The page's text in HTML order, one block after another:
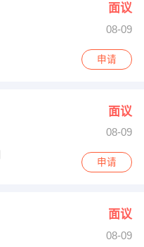
面议
08-09
申请
面议
08-09
申请
面议
08-09